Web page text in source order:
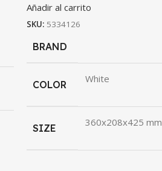
Añadir al carrito
SKU: 5334126
BRAND
COLOR White
SIZE 360x208x425 mm